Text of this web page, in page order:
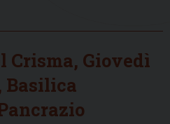
Crisma, Giovedì
Basilica